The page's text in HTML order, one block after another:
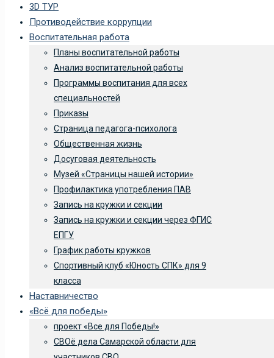
3D ТУР
Противодействие коррупции
Воспитательная работа
Планы воспитательной работы
Анализ воспитательной работы
Программы воспитания для всех
специальностей
Приказы
Страница педагога-психолога
Общественная жизнь
Досуговая деятельность
Музей «Страницы нашей истории»
Профилактика употребления ПАВ
Запись на кружки и секции
Запись на кружки и секции через ФГИС
ЕПГУ
График работы кружков
Спортивный клуб «Юность СПК» для 9
класса
Наставничество
«Всё для победы»
проект «Все для Победы!»
СВОё дела Самарской области для